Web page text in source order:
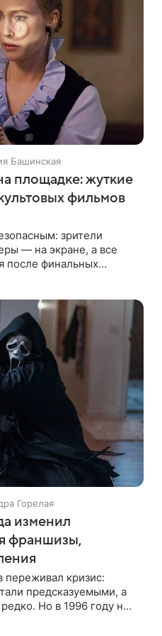
августа 2015 года
болезни.
Башинская
площадке: жуткие
фильмов
зрители
— на экране, а все
после финальных
Горелая
изменил
франшизы,
кризис:
предсказуемыми, а
Но в 1996 году на